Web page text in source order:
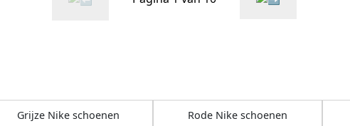
Grijze Nike schoenen Rode Nike schoenen